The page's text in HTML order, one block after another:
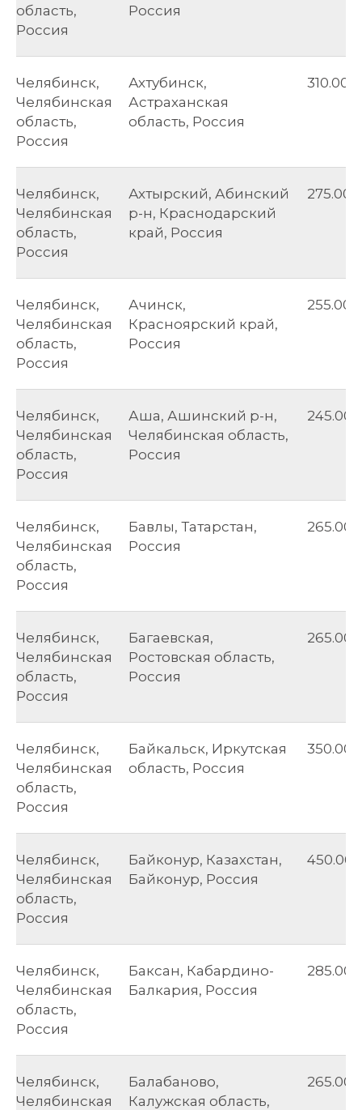
область,
Россия
Россия
Челябинск,
Челябинская
область,
Россия
Ахтубинск,
Астраханская
область, Россия
310.00
Челябинск,
Челябинская
область,
Россия
Ахтырский, Абинский
р-н, Краснодарский
край, Россия
275.00
Челябинск,
Челябинская
область,
Россия
Ачинск,
Красноярский край,
Россия
255.00
Челябинск,
Челябинская
область,
Россия
Аша, Ашинский р-н,
Челябинская область,
Россия
245.00
Челябинск,
Челябинская
область,
Россия
Бавлы, Татарстан,
Россия
265.00
Челябинск,
Челябинская
область,
Россия
Багаевская,
Ростовская область,
Россия
265.00
Челябинск,
Челябинская
область,
Россия
Байкальск, Иркутская
область, Россия
350.00
Челябинск,
Челябинская
область,
Россия
Байконур, Казахстан,
Байконур, Россия
450.00
Челябинск,
Челябинская
область,
Россия
Баксан, Кабардино-
Балкария, Россия
285.00
Челябинск,
Челябинская
Балабаново,
Калужская область,
265.00